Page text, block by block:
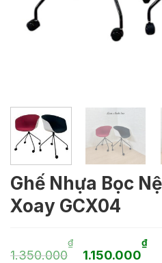
Ghế Nhựa Bọc
Xoay GCX04
1.350.000
₫
Giá
1.150.000
₫